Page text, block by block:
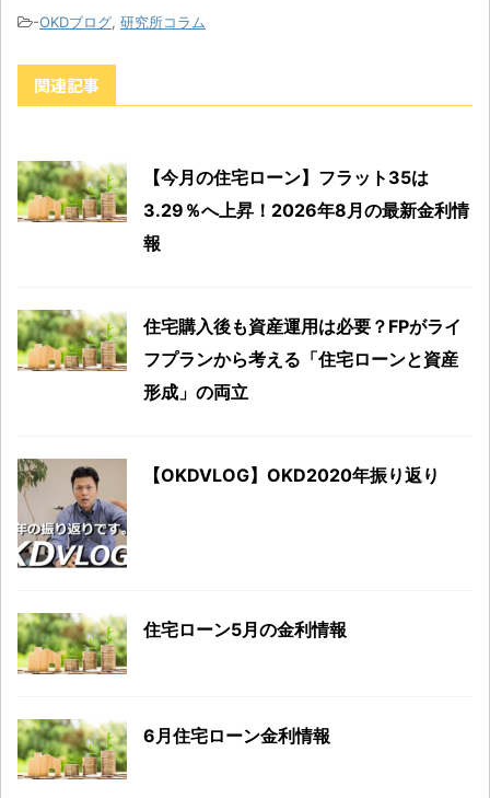
-OKDブログ, 研究所コラム
関連記事
【今月の住宅ローン】フラット35は
3.29％へ上昇！2026年8月の最新金利情
報
住宅購入後も資産運用は必要？FPがライ
フプランから考える「住宅ローンと資産
形成」の両立
【OKDVLOG】OKD2020年振り返り
住宅ローン5月の金利情報
6月住宅ローン金利情報